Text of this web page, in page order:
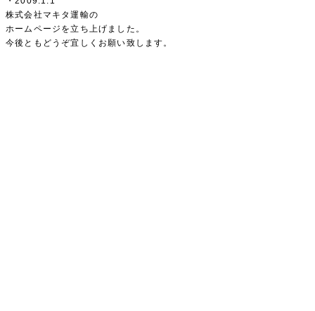
株式会社マキタ運輸の
ホームページを立ち上げました。
今後ともどうぞ宜しくお願い致します。